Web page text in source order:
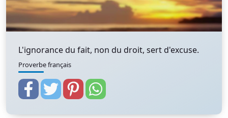
L'ignorance du fait, non du droit, sert d'excuse.
Proverbe français